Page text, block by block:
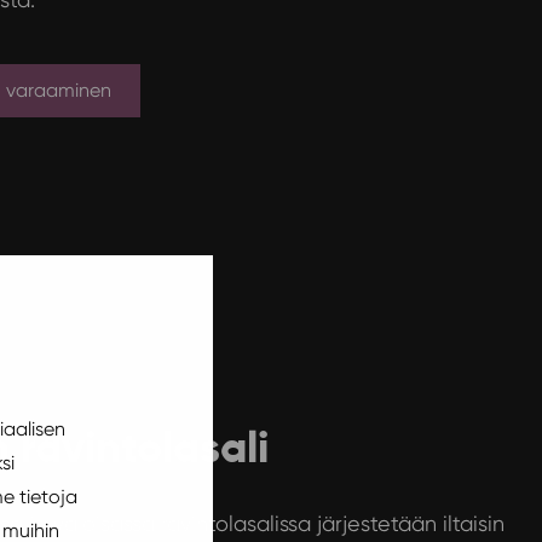
tietoja
varaaminen
ravintolasali
ja valoisassa ravintolasalissa järjestetään iltaisin